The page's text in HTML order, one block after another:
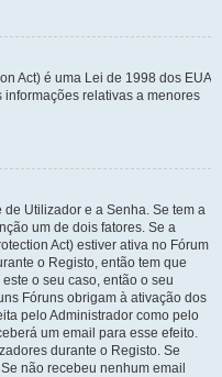
Act) é uma Lei de 1998 dos EUA
relativas a menores
Utilizador e a Senha. Se tem a
um de dois fatores. Se a
Act) estiver ativa no Fórum
o Registo, então tem que
o seu caso, então o seu
Fóruns obrigam à ativação dos
pelo Administrador como pelo
um email para esse efeito.
durante o Registo. Se
não recebeu nenhum email